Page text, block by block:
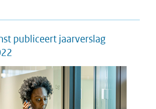
publiceert jaarverslag